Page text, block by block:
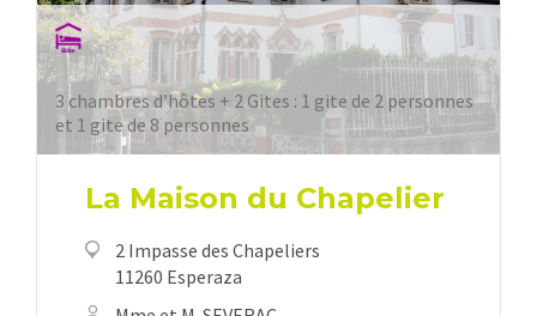
3 chambres d’hôtes + 2 Gites : 1 gite de 2 personnes
et 1 gite de 8 personnes
La Maison du Chapelier
2 Impasse des Chapeliers
11260 Esperaza